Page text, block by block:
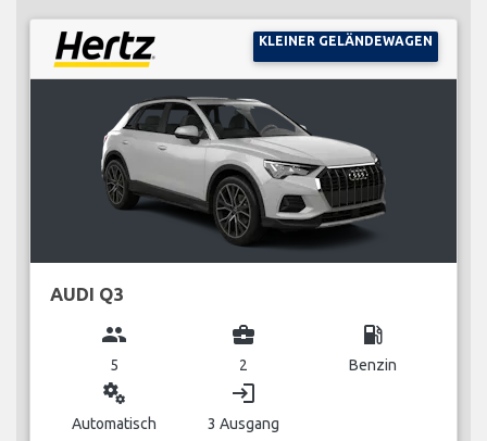
KLEINER GELÄNDEWAGEN
AUDI Q3
group
5
business_center
2
local_gas_station
Benzin
miscellaneous_services
Automatisch
login
3 Ausgang